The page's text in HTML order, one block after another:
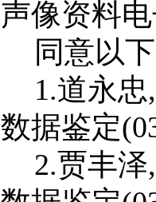
声像资料
同意以下
1.道永
数据鉴定
2.贾丰